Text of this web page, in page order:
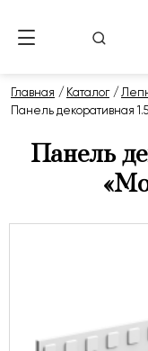
Главная Каталог
Панель декоративная
Панель